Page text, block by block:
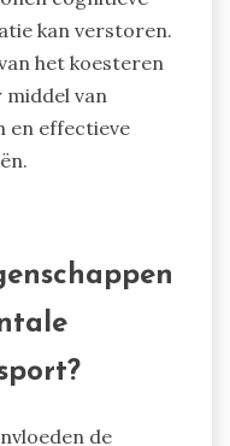
atleten door
en de
Het kan
verminderde
het koesteren
van